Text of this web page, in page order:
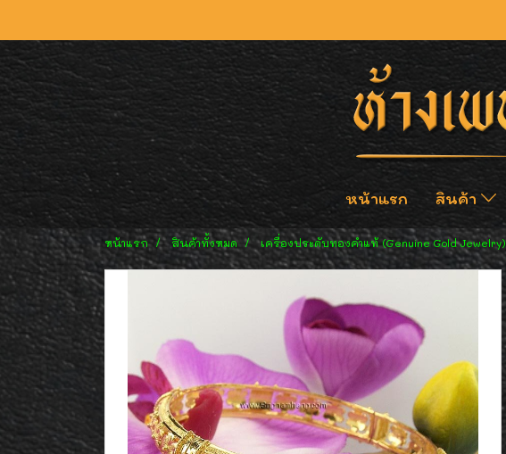
หน้าแรก สินค้า
หน้าแรก สินค้าทั้งหมด เครื่องประดับทองคำแท้ (Genuine Gold Jewelry)